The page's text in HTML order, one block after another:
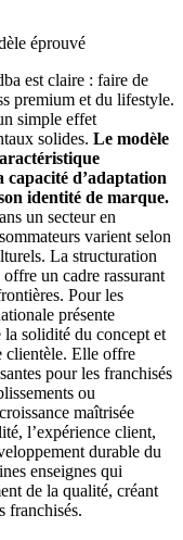
éprouvé
est claire : faire de
premium et du lifestyle.
simple effet
solides. Le modèle
capacité d’adaptation
identité de marque.
un secteur en
varient selon
La structuration
un cadre rassurant
Pour les
présente
la solidité du concept et
clientèle. Elle offre
pour les franchisés
ou
maîtrisée
l’expérience client,
durable du
enseignes qui
de la qualité, créant
franchisés.